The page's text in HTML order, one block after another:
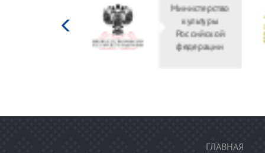
Министерство
культуры
Российской
федерации
ГЛАВНАЯ